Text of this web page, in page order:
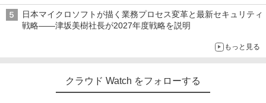
日本マイクロソフトが描く業務プロセス変革と最新セキュリティ
戦略――津坂美樹社長が2027年度戦略を説明
もっと見る
クラウド Watch をフォローする